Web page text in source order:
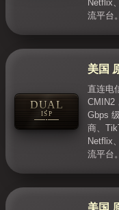
Netflix
流平台。
DUAL
ISP
美国
直连电
CMIN2
Gbps
商、
Netflix
流平台
美国